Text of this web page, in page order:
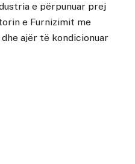
e përpunuar prej
e Furnizimit me
ajër të kondicionuar